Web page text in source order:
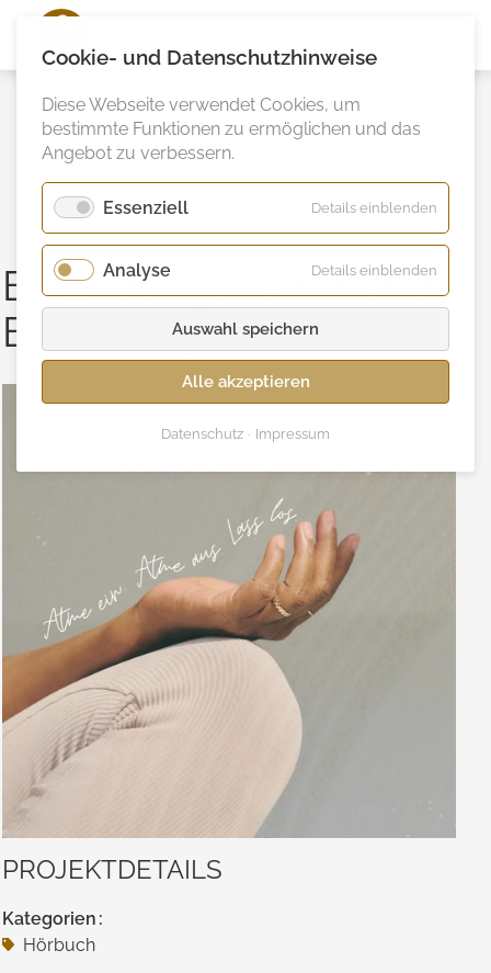
Entzüdungshemmende
Ernährung
PROJEKTDETAILS
Kategorien
Hörbuch
Cookie- und Datenschutzhinweise
Diese Webseite verwendet Cookies, um
bestimmte Funktionen zu ermöglichen und das
Angebot zu verbessern.
Essenziell Details einblenden
Analyse Details einblenden
Analyse
Auswahl speichern
Alle akzeptieren
Datenschutz Impressum